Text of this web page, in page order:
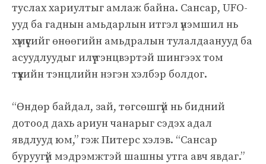
туслах хариултыг амлаж байна. Сансар, UFO-
ууд ба гаднын амьдарлын итгэл үнэмшил нь
хүмүүсийг өнөөгийн амьдралын тулалдаанууд ба
асуудлуудыг илүү тэнцвэртэй шингээх том
түүхийн тэнцлийн нэгэн хэлбэр болдог.
“Өндөр байдал, зай, төгсөшгүй нь бидний
дотоод дахь ариун чанарыг сэдэх адал
явдлууд юм,” гэж Питерс хэлэв. “Сансар
буруугүй мэдрэмжтэй шашны утга авч явдаг.”